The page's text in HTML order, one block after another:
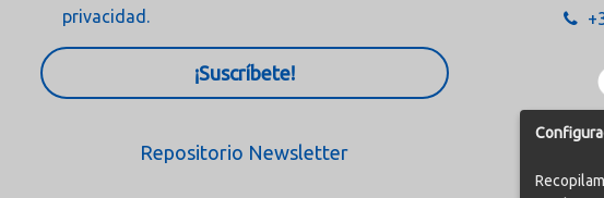
privacidad.
¡Suscríbete!
Repositorio Newsletter